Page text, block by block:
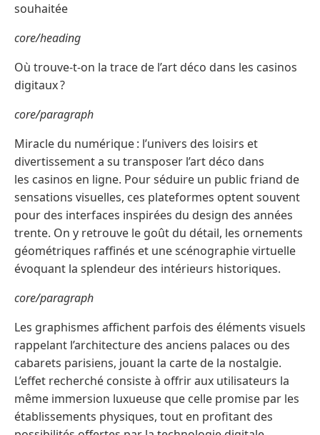
souhaitée
core/heading
Où trouve-t-on la trace de l’art déco dans les casinos
digitaux ?
core/paragraph
Miracle du numérique : l’univers des loisirs et
divertissement a su transposer l’art déco dans
les casinos en ligne. Pour séduire un public friand de
sensations visuelles, ces plateformes optent souvent
pour des interfaces inspirées du design des années
trente. On y retrouve le goût du détail, les ornements
géométriques raffinés et une scénographie virtuelle
évoquant la splendeur des intérieurs historiques.
core/paragraph
Les graphismes affichent parfois des éléments visuels
rappelant l’architecture des anciens palaces ou des
cabarets parisiens, jouant la carte de la nostalgie.
L’effet recherché consiste à offrir aux utilisateurs la
même immersion luxueuse que celle promise par les
établissements physiques, tout en profitant des